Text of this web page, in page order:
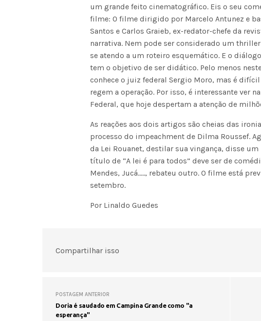
um grande feito cinematográfico. Eis o seu
filme: O filme dirigido por Marcelo Antunez e
Santos e Carlos Graieb, ex-redator-chefe da
narrativa. Nem pode ser considerado um
se atendo a um roteiro esquemático. E o
tem o objetivo de ser didático. Pelo menos
conhece o juiz federal Sergio Moro, mas é
regem a operação. Por isso, é interessante ver
Federal, que hoje despertam a atenção de
As reações aos dois artigos são cheias das
processo do impeachment de Dilma Roussef.
da Lei Rouanet, destilar sua vingança, disse
título de “A lei é para todos” deve ser de
Mendes, Jucá….., rebateu outro. O filme está
setembro.
Por Linaldo Guedes
Compartilhar isso
POSTAGEM ANTERIOR
Doria é saudado em Campina Grande como "a
esperança"